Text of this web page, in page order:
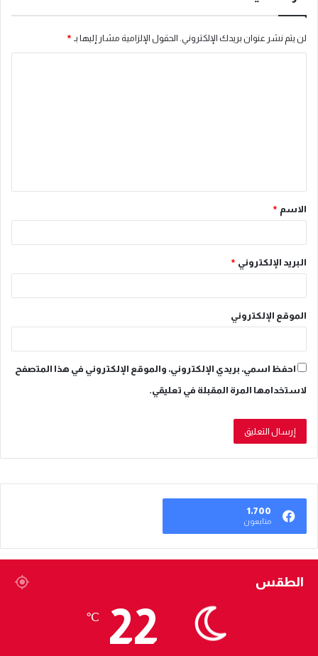
لن يتم نشر عنوان بريدك الإلكتروني. الحقول الإلزامية مشار إليها بـ *
ق
*
الاسم *
البريد الإلكتروني *
الموقع الإلكتروني
احفظ اسمي، بريدي الإلكتروني، والموقع الإلكتروني في هذا المتصفح
لاستخدامها المرة المقبلة في تعليقي.
1٬700
متابعون
الطقس
22
℃